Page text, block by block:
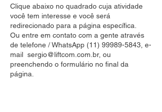
Clique abaixo no quadrado cuja atividade
você tem interesse e você será
redirecionado para a página específica.
Ou entre em contato com a gente através
de telefone / WhatsApp (11) 99989-5843 , e-
mail sergio@liftcom.com.br, ou
preenchendo o formulário no final da
página.